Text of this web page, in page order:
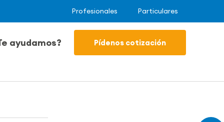
Profesionales Particulares
ayudamos? Pídenos cotización